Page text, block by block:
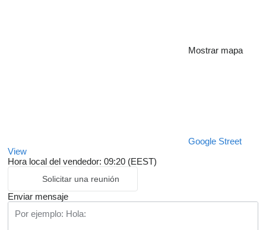
Mostrar mapa
Google Street
View
Hora local del vendedor: 09:20 (EEST)
Solicitar una reunión
Enviar mensaje